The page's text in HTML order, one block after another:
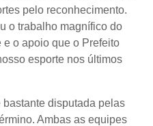
pelo reconhecimento.
o trabalho magnífico do
e o apoio que o Prefeito
esporte nos últimos
bastante disputada pelas
Ambas as equipes